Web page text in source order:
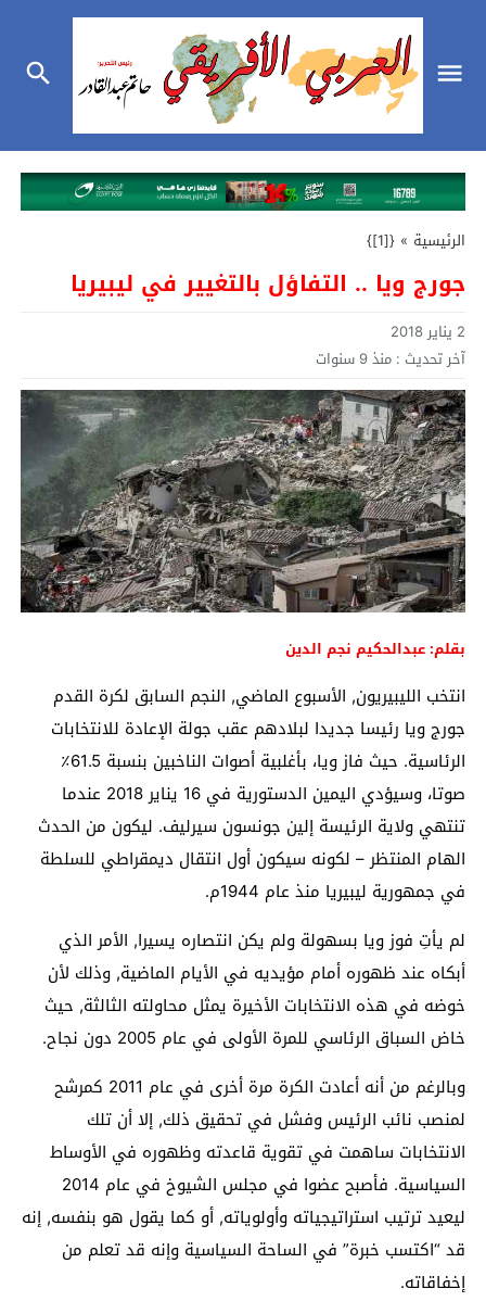
الرئيسية »
{[1]}
جورج ويا .. التفاؤل بالتغيير في ليبيريا
2 يناير 2018
آخر تحديث : منذ 9 سنوات
بقلم: عبدالحكيم نجم الدين
انتخب الليبيريون, الأسبوع الماضي, النجم السابق لكرة القدم
جورج ويا رئيسا جديدا لبلادهم عقب جولة الإعادة للانتخابات
الرئاسية. حيث فاز ويا، بأغلبية أصوات الناخبين بنسبة 61.5٪
صوتا، وسيؤدي اليمين الدستورية في 16 يناير 2018 عندما
تنتهي ولاية الرئيسة إلين جونسون سيرليف. ليكون من الحدث
الهام المنتظر – لكونه سيكون أول انتقال ديمقراطي للسلطة
في جمهورية ليبيريا منذ عام 1944م.
لم يأتِ فوز ويا بسهولة ولم يكن انتصاره يسيرا, الأمر الذي
أبكاه عند ظهوره أمام مؤيديه في الأيام الماضية, وذلك لأن
خوضه في هذه الانتخابات الأخيرة يمثل محاولته الثالثة, حيث
خاض السباق الرئاسي للمرة الأولى في عام 2005 دون نجاح.
وبالرغم من أنه أعادت الكرة مرة أخرى في عام 2011 كمرشح
لمنصب نائب الرئيس وفشل في تحقيق ذلك, إلا أن تلك
الانتخابات ساهمت في تقوية قاعدته وظهوره في الأوساط
السياسية. فأصبح عضوا في مجلس الشيوخ في عام 2014
ليعيد ترتيب استراتيجياته وأولوياته, أو كما يقول هو بنفسه, إنه
قد “اكتسب خبرة” في الساحة السياسية وإنه قد تعلم من
إخفاقاته.